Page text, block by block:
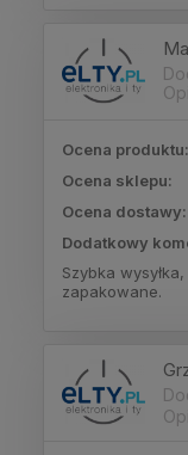
Ocena produktu:
Ocena sklepu:
Ocena dostawy:
Dodatkowy
Szybka
zapakowane.